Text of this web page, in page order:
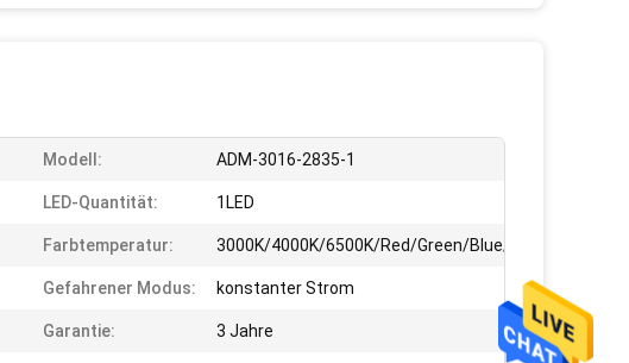
Modell: ADM-3016-2835-1
LED-Quantität: 1LED
Farbtemperatur: 3000K/4000K/6500K/Red/Green/Blue/Yellow
Gefahrener Modus: konstanter Strom
Garantie: 3 Jahre